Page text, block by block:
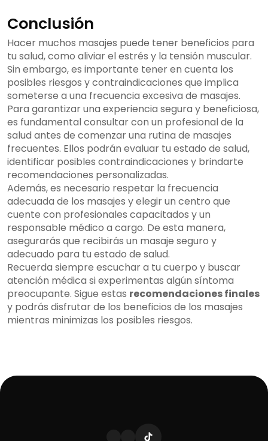
Conclusión
Hacer muchos masajes puede tener beneficios para
tu salud, como aliviar el estrés y la tensión muscular.
Sin embargo, es importante tener en cuenta los
posibles riesgos y contraindicaciones que implica
someterse a una frecuencia excesiva de masajes.
Para garantizar una experiencia segura y beneficiosa,
es fundamental consultar con un profesional de la
salud antes de comenzar una rutina de masajes
frecuentes. Ellos podrán evaluar tu estado de salud,
identificar posibles contraindicaciones y brindarte
recomendaciones personalizadas.
Además, es necesario respetar la frecuencia
adecuada de los masajes y elegir un centro que
cuente con profesionales capacitados y un
responsable médico a cargo. De esta manera,
asegurarás que recibirás un masaje seguro y
adecuado para tu estado de salud.
Recuerda siempre escuchar a tu cuerpo y buscar
atención médica si experimentas algún síntoma
preocupante. Sigue estas recomendaciones finales
y podrás disfrutar de los beneficios de los masajes
mientras minimizas los posibles riesgos.